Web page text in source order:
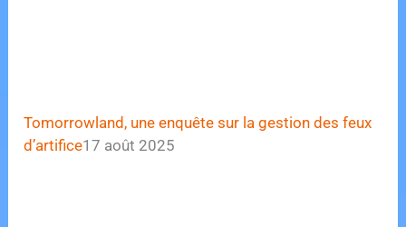
Tomorrowland, une enquête sur la gestion des feux
d’artifice17 août 2025